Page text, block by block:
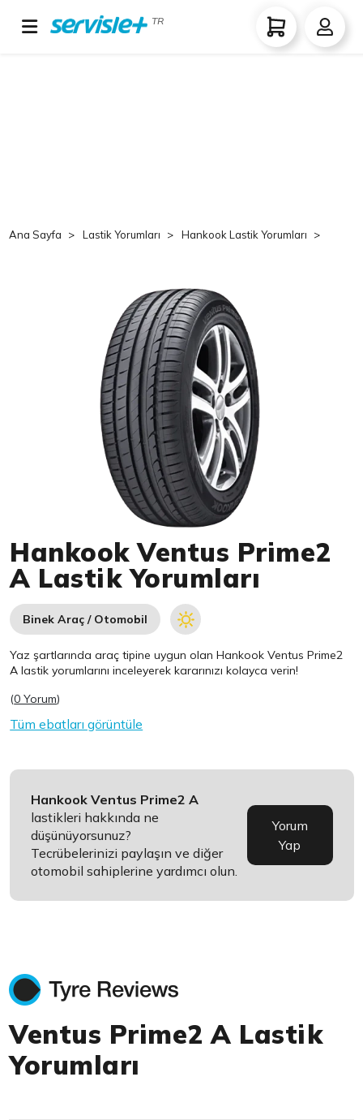
TR
Ana Sayfa Lastik Yorumları Hankook Lastik Yorumları
Hankook Ventus Prime2
A Lastik Yorumları
Binek Araç / Otomobil
Yaz şartlarında araç tipine uygun olanHankook Ventus Prime2
A lastik yorumlarını inceleyerek kararınızı kolayca verin!
(0 Yorum)
Tüm ebatları görüntüle
Hankook Ventus Prime2 A
lastikleri hakkında ne
düşünüyorsunuz?
Tecrübelerinizi paylaşın ve diğer
otomobil sahiplerine yardımcı olun.
Yorum
Yap
Ventus Prime2 A Lastik
Yorumları